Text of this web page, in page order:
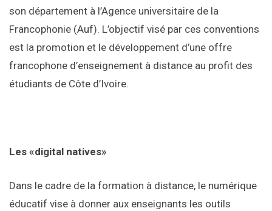
son département à l’Agence universitaire de la
Francophonie (Auf). L’objectif visé par ces conventions
est la promotion et le développement d’une offre
francophone d’enseignement à distance au profit des
étudiants de Côte d’Ivoire.
Les «digital natives»
Dans le cadre de la formation à distance, le numérique
éducatif vise à donner aux enseignants les outils